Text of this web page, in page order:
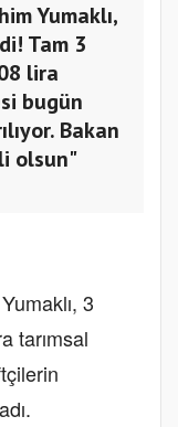
Yumaklı,
Tam 3
lira
bugün
Bakan
olsun"
3
tarımsal